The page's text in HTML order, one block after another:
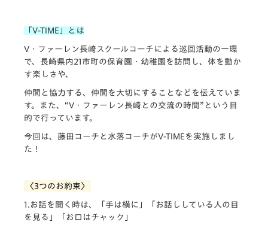
「V-TIME」とは
V・ファーレン長崎スクールコーチによる巡回活動の一環
で、長崎県内21市町の保育園・幼稚園を訪問し、体を動か
す楽しさや、
仲間と協力する、仲間を大切にすることなどを伝えていま
す。また、“V・ファーレン長崎との交流の時間”という目
的で行っています。
今回は、藤田コーチと水落コーチがV-TIMEを実施しまし
た！
〈3つのお約束〉
1.お話を聞く時は、「手は横に」「お話ししている人の目
を見る」「お口はチャック」